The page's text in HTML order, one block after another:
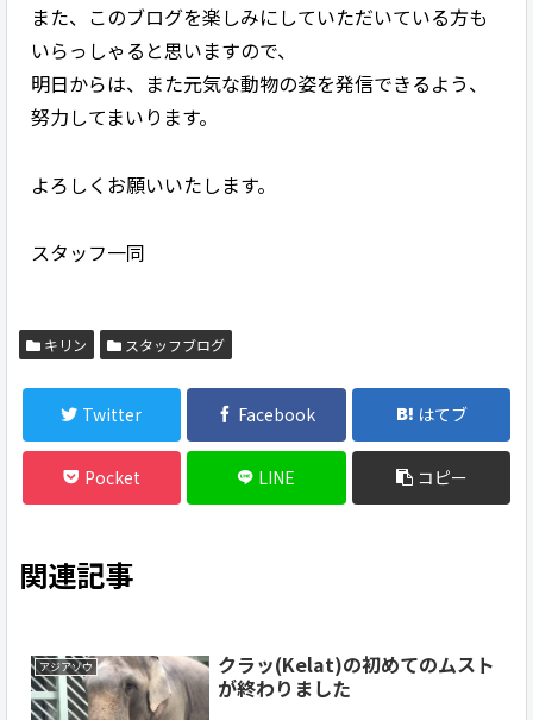
また、このブログを楽しみにしていただいている方も
いらっしゃると思いますので、
明日からは、また元気な動物の姿を発信できるよう、
努力してまいります。
よろしくお願いいたします。
スタッフ一同
キリン スタッフブログ
Twitter Facebook はてブ
Pocket LINE コピー
関連記事
アジアゾウ
クラッ(Kelat)の初めてのムスト
が終わりました